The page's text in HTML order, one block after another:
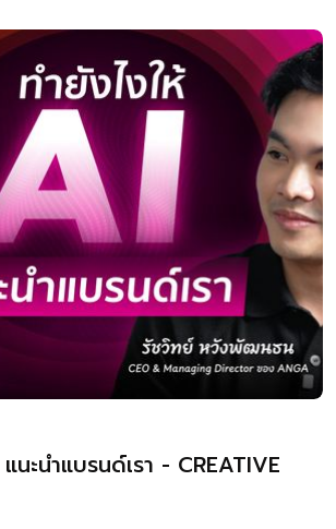
นะนำแบรนด์เรา - CREATIVE